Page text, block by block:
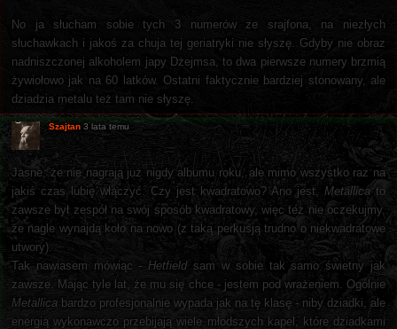
No ja słucham sobie tych 3 numerów ze srajfona, na niezłych
słuchawkach i jakoś za chuja tej geriatryki nie słyszę. Gdyby nie obraz
nadniszczonej alkoholem japy Dżejmsa, to dwa pierwsze numery brzmią
żywiołowo jak na 60 latków. Ostatni faktycznie bardziej stonowany, ale
dziadzia metalu też tam nie słyszę.
Szajtan 3 lata temu
Jasne, że nie nagrają już nigdy albumu roku, ale mimo wszystko raz na
jakiś czas lubię włączyć. Czy jest kwadratowo? Ano jest, Metallicato
zawsze był zespół na swój sposób kwadratowy, więc też nie oczekujmy,
że nagle wynajdą koło na nowo (z taką perkusją trudno o niekwadratowe
utwory).
Tak nawiasem mówiąc -Hetfield sam w sobie tak samo świetny jak
zawsze. Mając tyle lat, że mu się chce - jestem pod wrażeniem. Ogólnie
Metallica bardzo profesjonalnie wypada jak na tę klasę - niby dziadki, ale
energią wykonawczo przebijają wiele młodszych kapel, które dziadkami